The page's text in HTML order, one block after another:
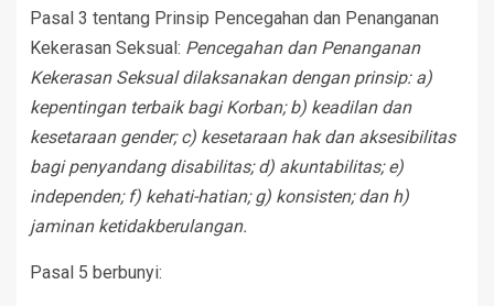
Pasal 3 tentang Prinsip Pencegahan dan Penanganan
Kekerasan Seksual: Pencegahan dan Penanganan
Kekerasan Seksual dilaksanakan dengan prinsip: a)
kepentingan terbaik bagi Korban; b) keadilan dan
kesetaraan gender; c) kesetaraan hak dan aksesibilitas
bagi penyandang disabilitas; d) akuntabilitas; e)
independen; f) kehati-hatian; g) konsisten; dan h)
jaminan ketidakberulangan.
Pasal 5 berbunyi: